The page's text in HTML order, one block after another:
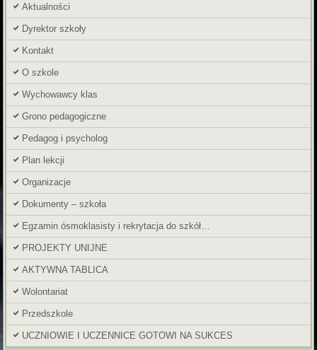
Aktualności
Dyrektor szkoły
Kontakt
O szkole
Wychowawcy klas
Grono pedagogiczne
Pedagog i psycholog
Plan lekcji
Organizacje
Dokumenty – szkoła
Egzamin ósmoklasisty i rekrytacja do szkół…
PROJEKTY UNIJNE
AKTYWNA TABLICA
Wolontariat
Przedszkole
UCZNIOWIE I UCZENNICE GOTOWI NA SUKCES